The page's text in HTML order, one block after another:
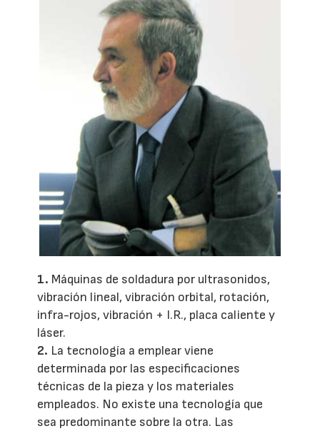
1. Máquinas de soldadura por ultrasonidos,
vibración lineal, vibración orbital, rotación,
infra-rojos, vibración + I.R., placa caliente y
láser.
2. La tecnología a emplear viene
determinada por las especificaciones
técnicas de la pieza y los materiales
empleados. No existe una tecnología que
sea predominante sobre la otra. Las